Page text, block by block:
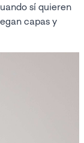
sí quieren
capas y